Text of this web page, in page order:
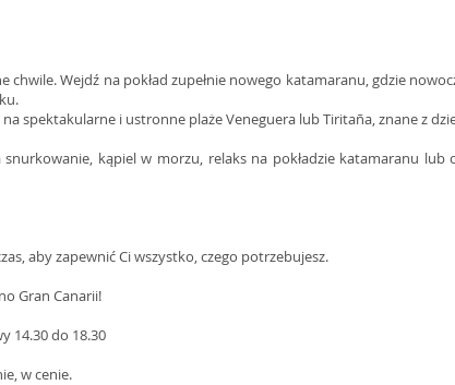
Wejdź na pokład zupełnie nowego katamaranu, gdzie
spektakularne i ustronne plaże Veneguera lub Tiritaña, znane z
kąpiel w morzu, relaks na pokładzie katamaranu lub
aby zapewnić Ci wszystko, czego potrzebujesz.
Gran Canarii!
14.30 do 18.30
w cenie.